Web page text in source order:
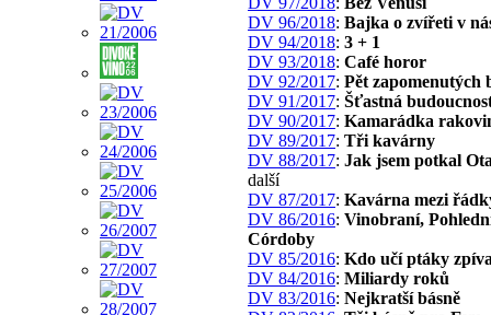
DV 96/2018: Bajka o zvířeti v
DV 94/2018: 3 + 1
DV 93/2018: Café horor
DV 92/2017: Pět zapomenutých
DV 91/2017: Šťastná
DV 90/2017: Kamarádka
DV 89/2017: Tři kavárny
DV 88/2017: Jak jsem potkal
další
DV 87/2017: Kavárna mezi
DV 86/2016: Vinobraní,
Córdoby
DV 85/2016: Kdo učí ptáky
DV 84/2016: Miliardy roků
DV 83/2016: Nejkratší básně